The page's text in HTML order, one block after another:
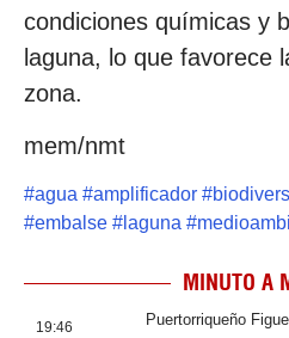
condiciones químicas y
laguna, lo que favorece
zona.
mem/nmt
#agua #amplificador #
#embalse # laguna #
MINUTO A
19:46
Puertorriqueño